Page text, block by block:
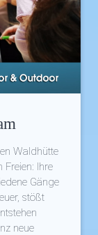
Waldhütte
Ihre
Gänge
stößt
neue